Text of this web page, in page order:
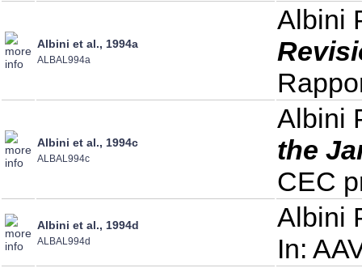
Albini et al., 1994a
ALBAL994a
Albini
Albini et al., 1994c
ALBAL994c
Albini
the
CEC
Albini et al., 1994d
ALBAL994d
Albini
In: